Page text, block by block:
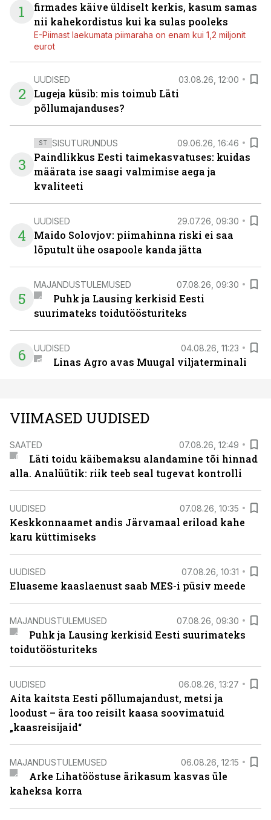
1
firmades käive üldiselt kerkis, kasum samas
nii kahekordistus kui ka sulas pooleks
E-Piimast laekumata piimaraha on enam kui 1,2 miljonit
eurot
2
UUDISED 03.08.26, 12:00
Lugeja küsib: mis toimub Läti
põllumajanduses?
3
ST SISUTURUNDUS 09.06.26, 16:46
Paindlikkus Eesti taimekasvatuses: kuidas
määrata ise saagi valmimise aega ja
kvaliteeti
4
UUDISED 29.07.26, 09:30
Maido Solovjov: piimahinna riski ei saa
lõputult ühe osapoole kanda jätta
5
MAJANDUSTULEMUSED 07.08.26, 09:30
Puhk ja Lausing kerkisid Eesti
suurimateks toidutöösturiteks
6 UUDISED 04.08.26, 11:23
Linas Agro avas Muugal viljaterminali
VIIMASED UUDISED
SAATED 07.08.26, 12:49
Läti toidu käibemaksu alandamine tõi hinnad
alla. Analüütik: riik teeb seal tugevat kontrolli
UUDISED 07.08.26, 10:35
Keskkonnaamet andis Järvamaal eriload kahe
karu küttimiseks
UUDISED 07.08.26, 10:31
Eluaseme kaaslaenust saab MES-i püsiv meede
MAJANDUSTULEMUSED 07.08.26, 09:30
Puhk ja Lausing kerkisid Eesti suurimateks
toidutöösturiteks
UUDISED 06.08.26, 13:27
Aita kaitsta Eesti põllumajandust, metsi ja
loodust – ära too reisilt kaasa soovimatuid
„kaasreisijaid“
MAJANDUSTULEMUSED 06.08.26, 12:15
Arke Lihatööstuse ärikasum kasvas üle
kaheksa korra